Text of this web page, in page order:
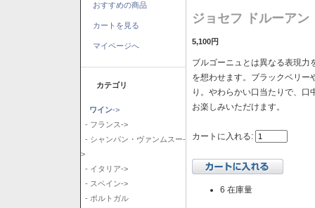
おすすめの商品
カートを見る
マイページへ
カテゴリ
ワイン->
- フランス->
- シャンパン・ヴァンムスー-
>
- イタリア->
- スペイン->
- ポルトガル
ジョセフ ドルーア
5,100円
ブルゴーニュとは異なる表現力
を想わせます。ブラックベリー
り。やわらかい口当たりで、
お楽しみいただけます。
カートに入れる:
6 在庫量